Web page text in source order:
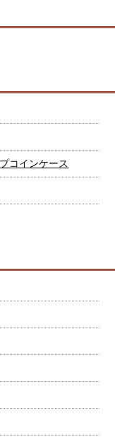
コインケース